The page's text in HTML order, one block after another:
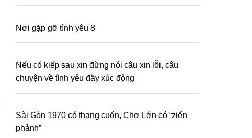
Nơi gặp gỡ tình yêu 8
Nếu có kiếp sau xin đừng nói câu xin lỗi, câu
chuyện về tình yêu đầy xúc động
Sài Gòn 1970 có thang cuốn, Chợ Lớn có “ziển
phảnh”